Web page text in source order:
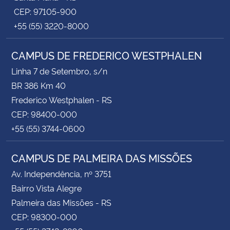
CEP: 97105-900
+55 (55) 3220-8000
CAMPUS DE FREDERICO WESTPHALEN
Linha 7 de Setembro, s/n
BR 386 Km 40
Frederico Westphalen - RS
CEP: 98400-000
+55 (55) 3744-0600
CAMPUS DE PALMEIRA DAS MISSÕES
Av. Independência, nº 3751
Bairro Vista Alegre
Palmeira das Missões - RS
CEP: 98300-000